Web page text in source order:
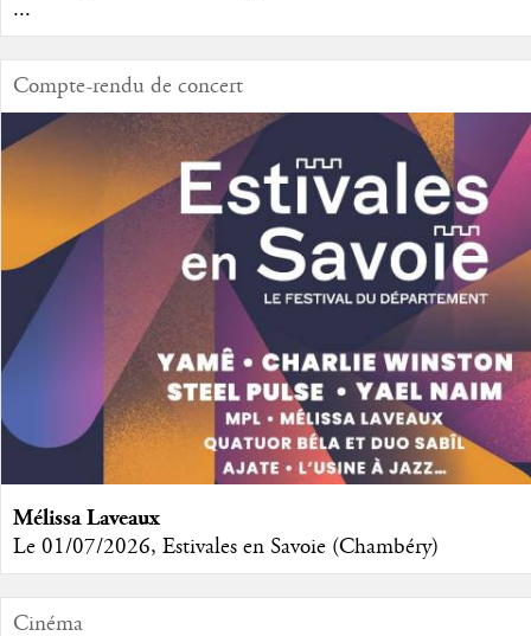
...
Compte-rendu de concert
Mélissa Laveaux
Le 01/07/2026, Estivales en Savoie (Chambéry)
Cinéma